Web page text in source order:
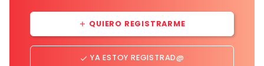
add QUIERO REGISTRARME
done YA ESTOY REGISTRAD@